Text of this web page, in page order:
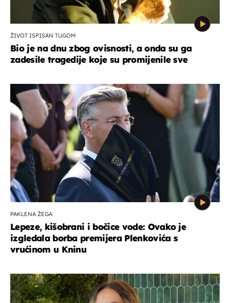
ŽIVOT ISPISAN TUGOM
Bio je na dnu zbog ovisnosti, a onda su ga
zadesile tragedije koje su promijenile sve
PAKLENA ŽEGA
Lepeze, kišobrani i bočice vode: Ovako je
izgledala borba premijera Plenkovića s
vrućinom u Kninu